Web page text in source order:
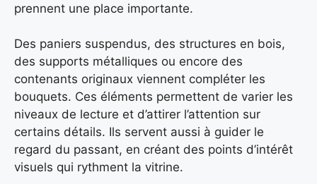
prennent une place importante.
Des paniers suspendus, des structures en bois,
des supports métalliques ou encore des
contenants originaux viennent compléter les
bouquets. Ces éléments permettent de varier les
niveaux de lecture et d’attirer l’attention sur
certains détails. Ils servent aussi à guider le
regard du passant, en créant des points d’intérêt
visuels qui rythment la vitrine.